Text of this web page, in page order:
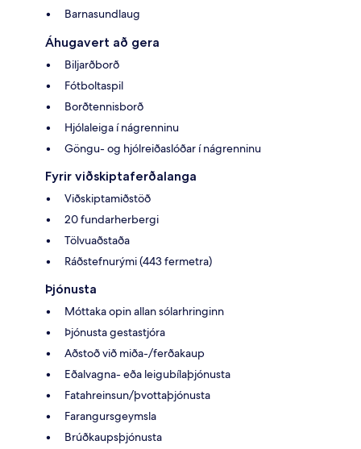
Barnasundlaug
Áhugavert að gera
Biljarðborð
Fótboltaspil
Borðtennisborð
Hjólaleiga í nágrenninu
Göngu- og hjólreiðaslóðar í nágrenninu
Fyrir viðskiptaferðalanga
Viðskiptamiðstöð
20 fundarherbergi
Tölvuaðstaða
Ráðstefnurými (443 fermetra)
Þjónusta
Móttaka opin allan sólarhringinn
Þjónusta gestastjóra
Aðstoð við miða-/ferðakaup
Eðalvagna- eða leigubílaþjónusta
Fatahreinsun/þvottaþjónusta
Farangursgeymsla
Brúðkaupsþjónusta